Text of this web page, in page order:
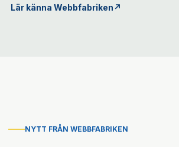
Lär känna Webbfabriken↗
NYTT FRÅN WEBBFABRIKEN